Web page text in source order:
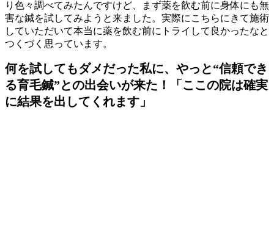
り色々調べてみたんですけど、まず薬を飲む前に身体にも無
害な鍼を試してみようと来ました。実際にこちらにきて施術
していただいて本当に薬を飲む前にトライして良かったなと
つくづく思っています。
何を試してもダメだった私に、やっと“信頼でき
る育毛鍼”との出会いが来た！「ここの院は確実
に結果を出してくれます」